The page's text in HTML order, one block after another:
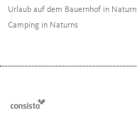
Urlaub auf dem Bauernhof in
Camping in Naturns